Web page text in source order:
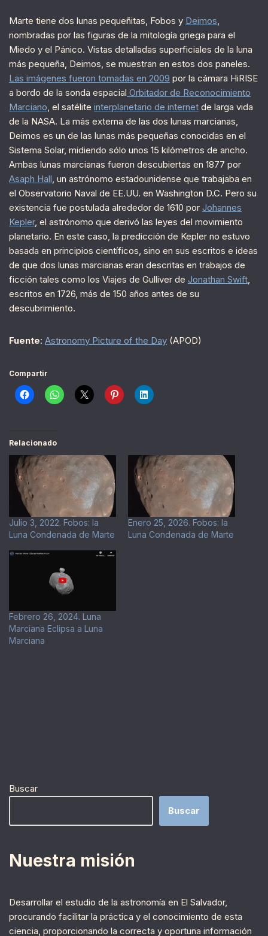
Marte tiene dos lunas pequeñitas, Fobos y Deimos,
nombradas por las figuras de la mitología griega para el
Miedo y el Pánico. Vistas detalladas superficiales de la luna
más pequeña, Deimos, se muestran en estos dos paneles.
Las imágenes fueron tomadas en 2009 por la cámara HiRISE
a bordo de la sonda espacial Orbitador de Reconocimiento
Marciano, el satélite interplanetario de internet de larga vida
de la NASA. La más externa de las dos lunas marcianas,
Deimos es un de las lunas más pequeñas conocidas en el
Sistema Solar, midiendo sólo unos 15 kilómetros de ancho.
Ambas lunas marcianas fueron descubiertas en 1877 por
Asaph Hall, un astrónomo estadounidense que trabajaba en
el Observatorio Naval de EE.UU. en Washington D.C. Pero su
existencia fue postulada alrededor de 1610 por Johannes
Kepler, el astrónomo que derivó las leyes del movimiento
planetario. En este caso, la predicción de Kepler no estuvo
basada en principios científicos, sino en sus escritos e ideas
de que dos lunas marcianas eran descritas en trabajos de
ficción tales como los Viajes de Gulliver de Jonathan Swift,
escritos en 1726, más de 150 años antes de su
descubrimiento.
Fuente: Astronomy Picture of the Day (APOD)
Compartir
Relacionado
Julio 3, 2022. Fobos: la
Luna Condenada de Marte
Enero 25, 2026. Fobos: la
Luna Condenada de Marte
Febrero 26, 2024. Luna
Marciana Eclipsa a Luna
Marciana
Buscar
Buscar
Nuestra misión
Desarrollar el estudio de la astronomía en El Salvador,
procurando facilitar la práctica y el conocimiento de esta
ciencia, proporcionando la correcta y oportuna información